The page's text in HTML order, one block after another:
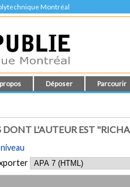
Montréal
Déposer Parcourir
L'AUTEUR EST